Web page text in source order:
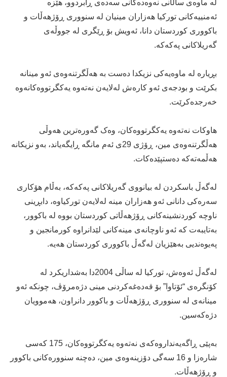
لە ماوەی ساڵانی نەوەدەكانی سەدەی ڕابردوو، هێزە
ئەمنییەکانی تورکیا هەزاران مینیان لە سنووری ڕۆژهەڵات و
باکووری کوردستان دانا، ئەویش بۆ ڕێگری لە جووڵەی
گەریلاکانی پەکەکە.
بڕیارە لە ماوەیەکی نزیکدا دەست بە هەڵگرتنەوەی ئەو مینانە
بكرێت و بودجەی ئەو کارەش لەلایەن نەتەوە یەکگرتووەکانەوە
خەرجدەکرێت.
هاوکات نەتەوە یەکگرتووەکان، وەک گەورەترین هەوڵی
هەڵگرتنەوەی مین، ڕۆژی 29ی ئەم مانگە ڕایگەیاند، بەو نزیکانە
هەڵمەتەکە دەستپێدەکات.
لەگەڵ باسكردن لە بیانووی گەریلاكانی پەكەكە، بەڵام هۆکاری
سەرەکی دانانی ئەو هەزاران مینە لەلایەن تورکیاوە، دابڕینی
ناوچە کوردنشینەکانی ڕۆژهەڵاتی کوردستان بووە لە باکوور،
بەتایبەت کە ئەو ناوچانەی مینەکانی لێدانراوە کورمانجین و
پەیوەندیی بەهێزیان لەگەڵ باکووری کوردستان هەیە.
لەگەڵ ئەوەش، تورکیا لە ساڵی 2004دا بەشداریکرد لە
کۆنگرەی “ئۆتاوا” بۆ قەدەغەکردنی مینی دژەمرۆڤ، چونکە ئەو
مینانەی لە سنووری ڕۆژهەڵات و باکوور دانراون، هەموویان
دژەکەسین.
بەپێی ڕاگەیەنداروەکەی نەتەوە یەکگرتووەکان، 175 کەسی
شارەزا و 16 سەگی دۆزینەوەی مین، دەچنە سنوورەکانی باکوور
و ڕۆژهەڵات.